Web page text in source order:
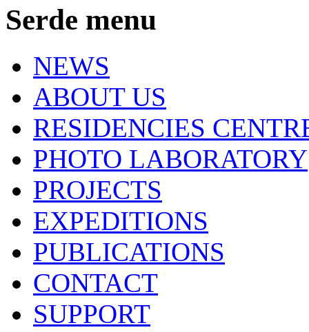
Serde menu
NEWS
ABOUT US
RESIDENCIES
PHOTO LABORATORY
PROJECTS
EXPEDITIONS
PUBLICATIONS
CONTACT
SUPPORT